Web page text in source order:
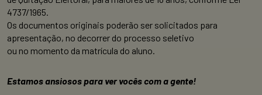
4737/1965.
Os documentos originais poderão ser solicitados para
apresentação, no decorrer do processo seletivo
ou no momento da matrícula do aluno.
Estamos ansiosos para ver vocês com a gente!